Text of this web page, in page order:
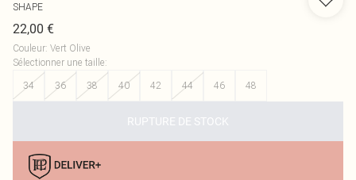
SHAPE
22,00 €
Couleur: Vert Olive
Sélectionner une taille:
34
36 38 40 42 44 46 48
RUPTURE DE STOCK